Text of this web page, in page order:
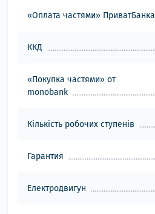
«Оплата частями» ПриватБанка
ККД
«Покупка частями» от
monobank
Кількість робочих ступенів
Гарантия
Електродвигун